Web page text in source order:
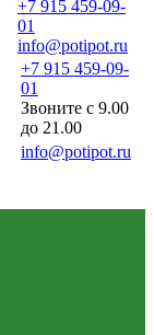
+7 915 459-09-
01
info@potipot.ru
+7 915 459-09-
01
Звоните с 9.00
до 21.00
info@potipot.ru